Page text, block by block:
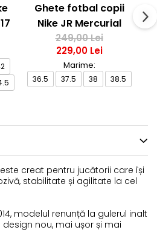
Ghete fotbal copii
Nike JR Mercurial
Vapor 17 Club FG/MG
249,00 Lei
229,00 Lei
Marime:
36.5 37.5 38 38.5
este creat pentru jucătorii care își
stabilitate și agilitate la cel
modelul renunță la gulerul inalt
design nou, mai ușor și mai